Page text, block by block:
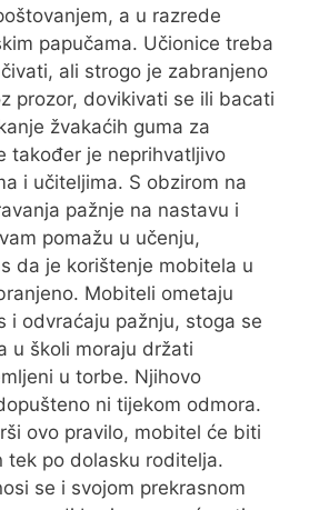
a u razrede
papučama. Učionice treba
ali strogo je zabranjeno
prozor, dovikivati se ili bacati
žvakaćih guma za
također je neprihvatljivo
i učiteljima. S obzirom na
pažnje na nastavu i
pomažu u učenju,
da je korištenje mobitela u
Mobiteli ometaju
i odvraćaju pažnju, stoga se
u školi moraju držati
u torbe. Njihovo
ni tijekom odmora.
ovo pravilo, mobitel će biti
tek po dolasku roditelja.
se i svojom prekrasnom